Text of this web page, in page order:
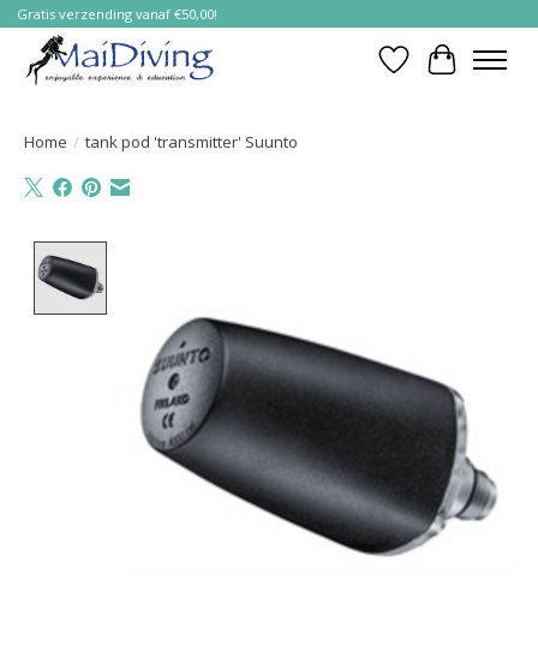
Gratis verzending vanaf €50,00!
Verlanglijst
Home / tank pod 'transmitter' Suunto